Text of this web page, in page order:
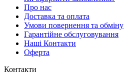
Про нас
Доставка та оплата
Умови повернення та обміну
Гарантійне обслуговування
Наші Контакти
Оферта
Контакти